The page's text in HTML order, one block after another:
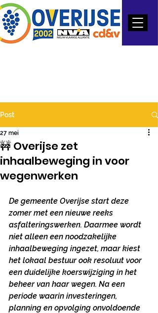
Post
🚧 Overijse zet
inhaalbeweging in voor
wegenwerken
27 mei
De gemeente Overijse start deze
zomer met een nieuwe reeks
asfalteringswerken. Daarmee wordt
niet alleen een noodzakelijke
inhaalbeweging ingezet, maar kiest
het lokaal bestuur ook resoluut voor
een duidelijke koerswijziging in het
beheer van haar wegen. Na een
periode waarin investeringen,
planning en opvolging onvoldoende